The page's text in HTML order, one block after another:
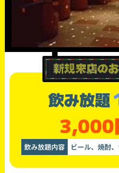
飲み放題
3,000
飲み放題内容 ビール、焼酎